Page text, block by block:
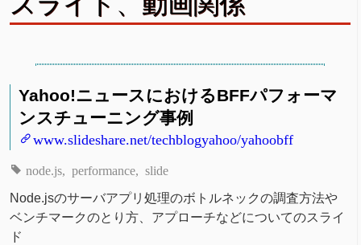
Yahoo!ニュースにおけるBFFパフォーマ
ンスチューニング事例
www.slideshare.net/techblogyahoo/yahoobff
node.js performance slide
Node.jsのサーバアプリ処理のボトルネックの調査方法や
ベンチマークのとり方、アプローチなどについてのスライ
ド